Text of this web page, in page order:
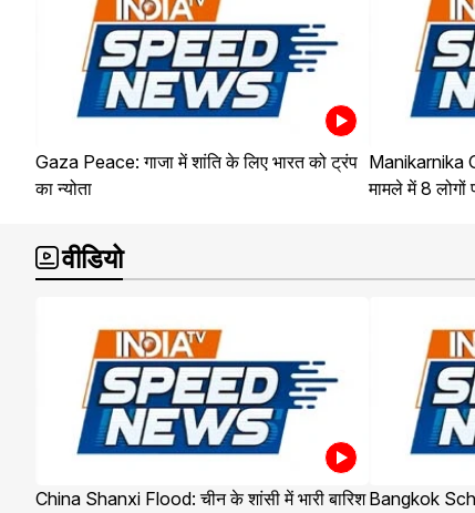
Gaza Peace: गाजा में शांति के लिए भारत को ट्रंप
का न्योता
Manikarnika
मामले में 8 लोगों
वीडियो
China Shanxi Flood: चीन के शांसी में भारी बारिश Bangkok